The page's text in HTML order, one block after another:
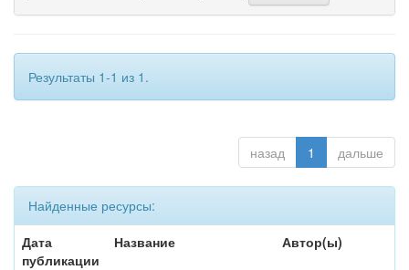
Результаты 1-1 из 1.
назад 1 дальше
Найденные ресурсы:
Дата
публикации
Название Автор(ы)